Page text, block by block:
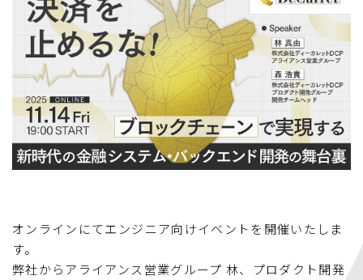
オンラインにてエンジニア向けイベントを開催いたしま
す。
弊社からアライアンス営業グループ 林、プロダクト開発